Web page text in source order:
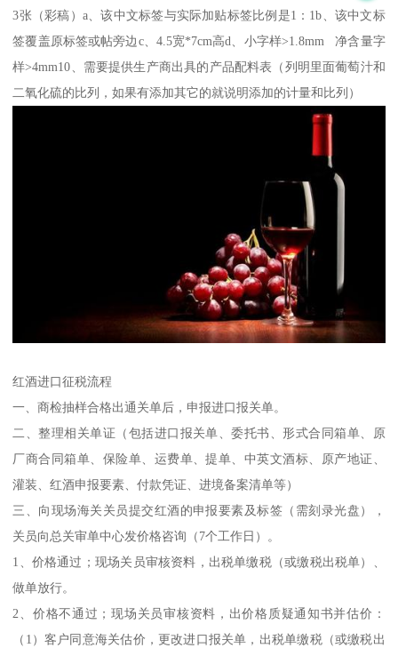
3张（彩稿）a、该中文标签与实际加贴标签比例是1：1b、该中文标
签覆盖原标签或帖旁边c、4.5宽*7cm高d、小字样>1.8mm 净含量字
样>4mm10、需要提供生产商出具的产品配料表（列明里面葡萄汁和
二氧化硫的比列，如果有添加其它的就说明添加的计量和比列）
红酒进口征税流程
一、商检抽样合格出通关单后，申报进口报关单。
二、整理相关单证（包括进口报关单、委托书、形式合同箱单、原
厂商合同箱单、保险单、运费单、提单、中英文酒标、原产地证、
灌装、红酒申报要素、付款凭证、进境备案清单等）
三、向现场海关关员提交红酒的申报要素及标签（需刻录光盘），
关员向总关审单中心发价格咨询（7个工作日）。
1、价格通过；现场关员审核资料，出税单缴税（或缴税出税单）、
做单放行。
2、价格不通过；现场关员审核资料，出价格质疑通知书并估价：
（1）客户同意海关估价，更改进口报关单，出税单缴税（或缴税出